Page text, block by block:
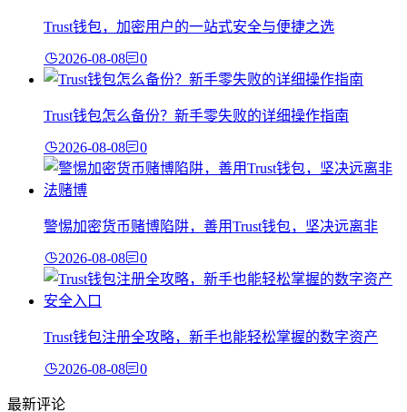
Trust钱包，加密用户的一站式安全与便捷之选
2026-08-08 0
Trust钱包怎么备份？新手零失败的详细操作指南
2026-08-08 0
警惕加密货币赌博陷阱，善用Trust钱包，坚决远离非
2026-08-08 0
Trust钱包注册全攻略，新手也能轻松掌握的数字资产
2026-08-08 0
最新评论